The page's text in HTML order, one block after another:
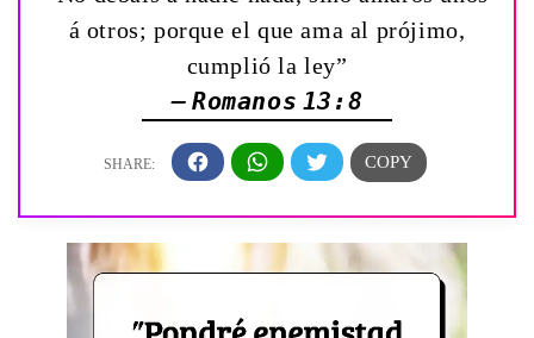
á otros; porque el que ama al prójimo,
cumplió la ley”
— Romanos 13:8